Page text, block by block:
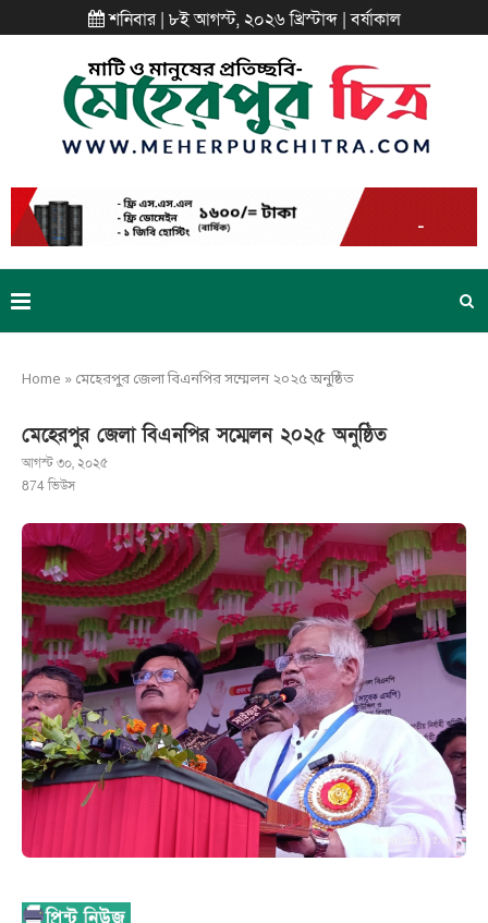
শনিবার | ৮ই আগস্ট, ২০২৬ খ্রিস্টাব্দ | বর্ষাকাল
Home » মেহেরপুর জেলা বিএনপির সম্মেলন ২০২৫ অনুষ্ঠিত
মেহেরপুর জেলা বিএনপির সম্মেলন ২০২৫ অনুষ্ঠিত
আগস্ট ৩০, ২০২৫
874ভিউস